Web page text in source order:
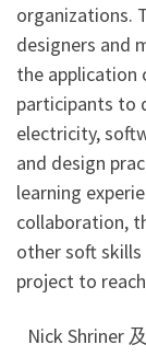
organizations.
designers and
the application
participants to
electricity,
and design
learning
collaboration,
other soft
project to
Nick Shriner